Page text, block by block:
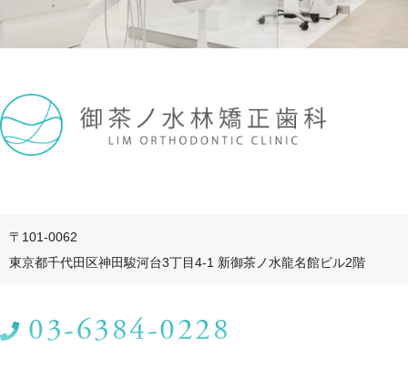
〒101-0062
東京都千代田区神田駿河台3丁目4-1 新御茶ノ水龍名館ビル2階
03-6384-0228